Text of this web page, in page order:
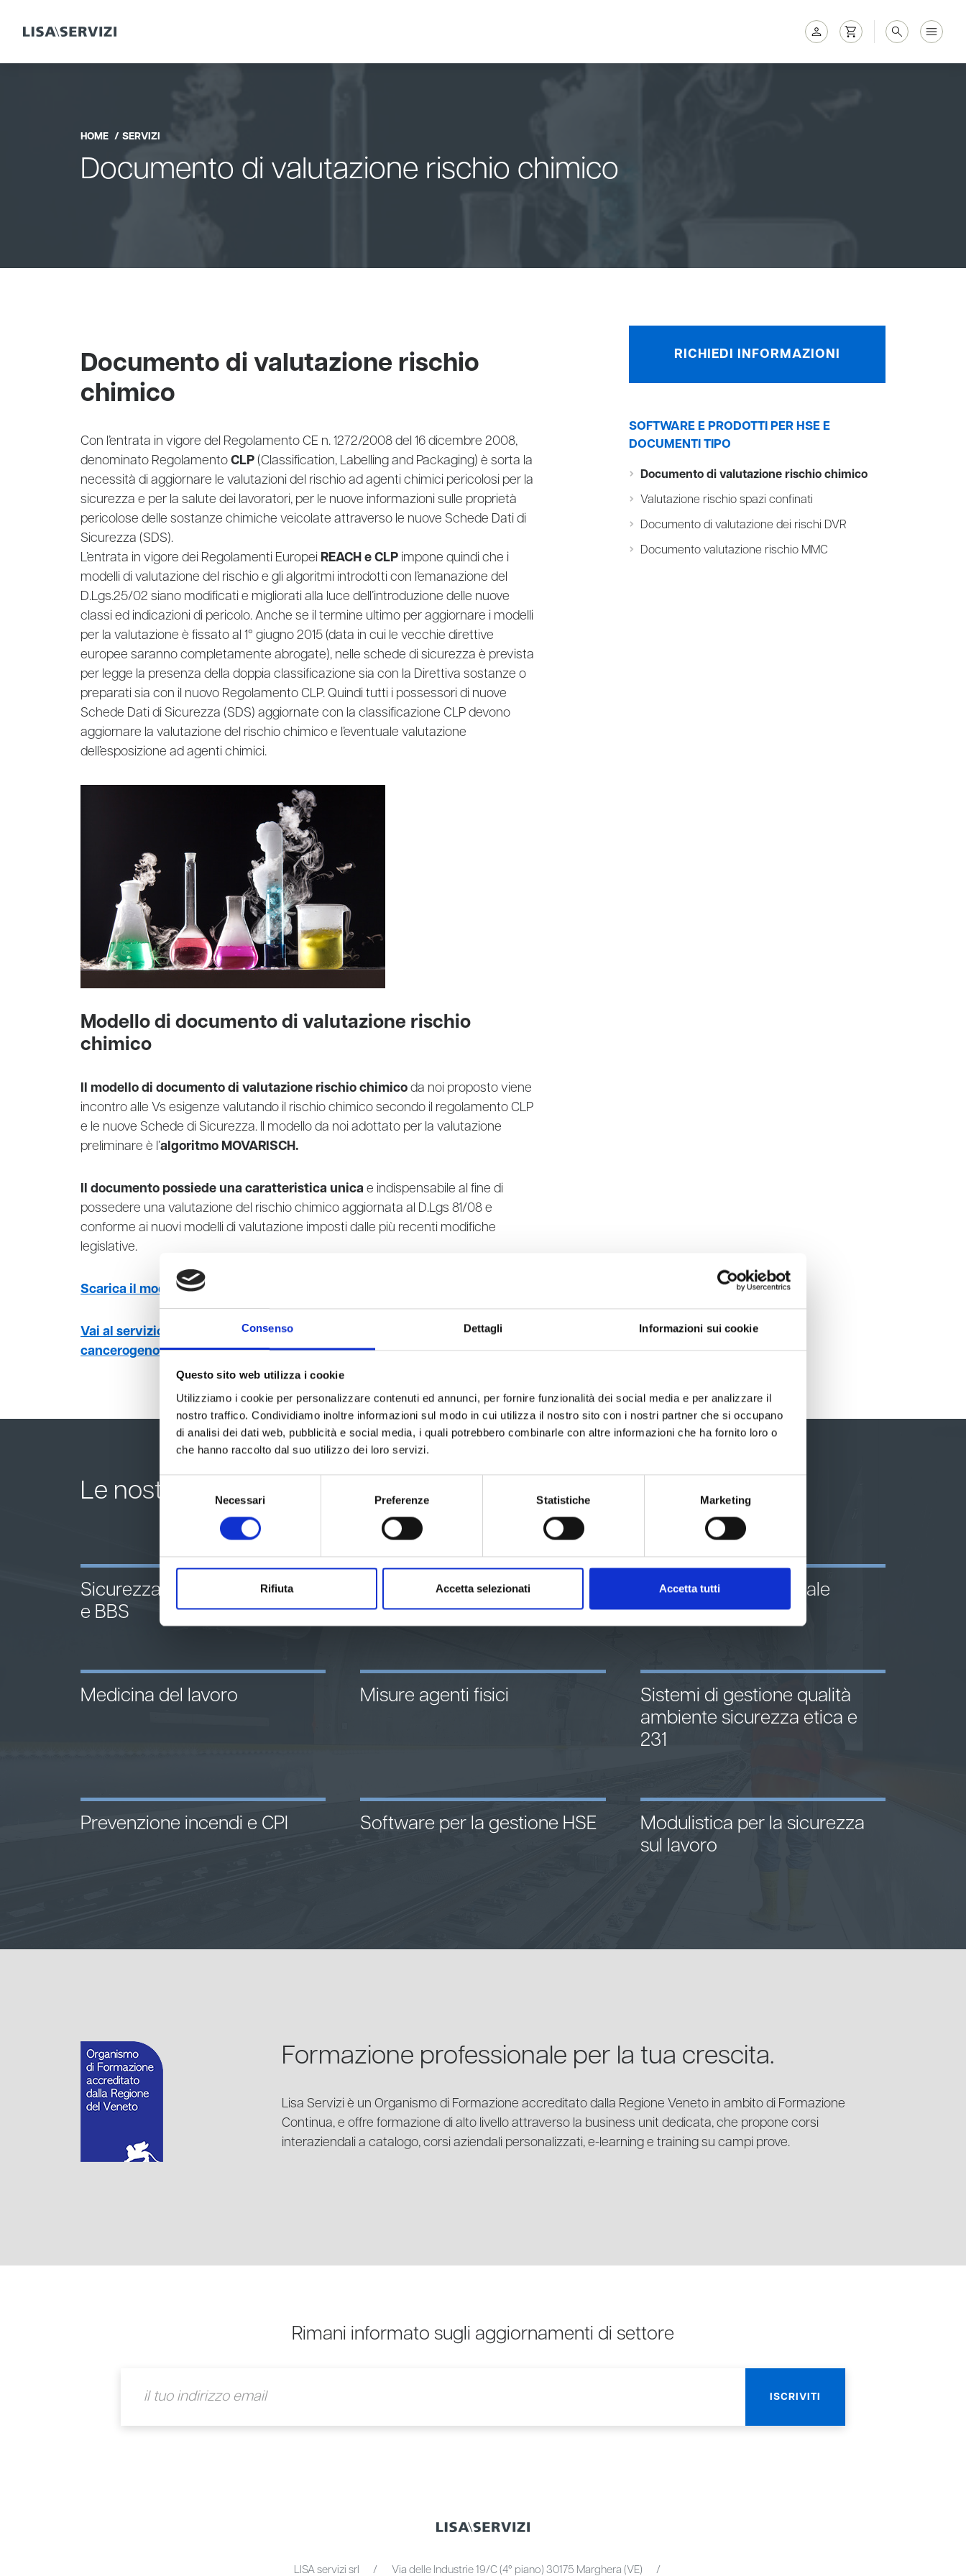
Consenso Dettagli Informazioni sui cookie
Questo sito web utilizza i cookie
Utilizziamo i cookie per personalizzare contenuti ed annunci, per fornire funzionalità dei social media e per analizzare il
nostro traffico. Condividiamo inoltre informazioni sul modo in cui utilizza il nostro sito con i nostri partner che si occupano
di analisi dei dati web, pubblicità e social media, i quali potrebbero combinarle con altre informazioni che ha fornito loro o
che hanno raccolto dal suo utilizzo dei loro servizi.
Selezione
del
Necessari Preferenze Statistiche Marketing
Rifiuta Accetta selezionati Accetta tutti
HOME SERVIZI
Documento di valutazione rischio chimico
Documento di valutazione rischio
chimico
Con l’entrata in vigore del Regolamento CE n. 1272/2008 del 16 dicembre 2008,
denominato Regolamento CLP (Classification, Labelling and Packaging) è sorta la
necessità di aggiornare le valutazioni del rischio ad agenti chimici pericolosi per la
sicurezza e per la salute dei lavoratori, per le nuove informazioni sulle proprietà
pericolose delle sostanze chimiche veicolate attraverso le nuove Schede Dati di
Sicurezza (SDS).
L’entrata in vigore dei Regolamenti Europei REACH e CLP impone quindi che i
modelli di valutazione del rischio e gli algoritmi introdotti con l’emanazione del
D.Lgs.25/02 siano modificati e migliorati alla luce dell’introduzione delle nuove
classi ed indicazioni di pericolo. Anche se il termine ultimo per aggiornare i modelli
per la valutazione è fissato al 1° giugno 2015 (data in cui le vecchie direttive
europee saranno completamente abrogate), nelle schede di sicurezza è prevista
per legge la presenza della doppia classificazione sia con la Direttiva sostanze o
preparati sia con il nuovo Regolamento CLP. Quindi tutti i possessori di nuove
Schede Dati di Sicurezza (SDS) aggiornate con la classificazione CLP devono
aggiornare la valutazione del rischio chimico e l’eventuale valutazione
dell’esposizione ad agenti chimici.
Modello di documento di valutazione rischio
chimico
Il modello di documento di valutazione rischio chimico da noi proposto viene
incontro alle Vs esigenze valutando il rischio chimico secondo il regolamento CLP
e le nuove Schede di Sicurezza. Il modello da noi adottato per la valutazione
preliminare è l’algoritmo MOVARISCH.
Il documento possiede una caratteristica unica e indispensabile al fine di
possedere una valutazione del rischio chimico aggiornata al D.Lgs 81/08 e
conforme ai nuovi modelli di valutazione imposti dalle più recenti modifiche
legislative.
Scarica il modulo d’ordine e prenota il tuo prodotto
Vai al servizio di consulenza per la valutazione del rischio chimico e
cancerogeno
RICHIEDI INFORMAZIONI
SOFTWARE E PRODOTTI PER HSE E
DOCUMENTI TIPO
Documento di valutazione rischio chimico
Valutazione rischio spazi confinati
Documento di valutazione dei rischi DVR
Documento valutazione rischio MMC
Le nostre aree di servizio
Sicurezza comportamentale
e BBS
Igiene alimentare Consulenza ambientale
Medicina del lavoro Misure agenti fisici
Sistemi di gestione qualità
ambiente sicurezza etica e
231
Prevenzione incendi e CPI Software per la gestione HSE
Modulistica per la sicurezza
sul lavoro
Formazione professionale per la tua crescita.
Lisa Servizi è un Organismo di Formazione accreditato dalla Regione Veneto in ambito di Formazione
Continua, e offre formazione di alto livello attraverso la business unit dedicata, che propone corsi
interaziendali a catalogo, corsi aziendali personalizzati, e-learning e training su campi prove.
Rimani informato sugli aggiornamenti di settore
LISA servizi srl Via delle Industrie 19/C (4° piano) 30175 Marghera (VE)